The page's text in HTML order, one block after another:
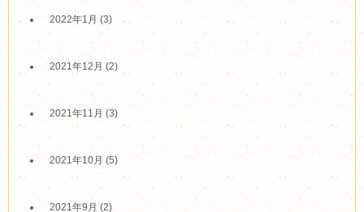
2022年1月 (3)
2021年12月 (2)
2021年11月 (3)
2021年10月 (5)
2021年9月 (2)